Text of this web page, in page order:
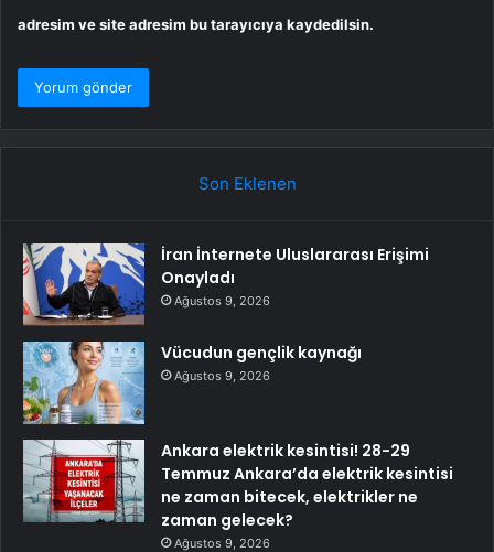
adresim ve site adresim bu tarayıcıya kaydedilsin.
Son Eklenen
İran İnternete Uluslararası Erişimi
Onayladı
Ağustos 9, 2026
Vücudun gençlik kaynağı
Ağustos 9, 2026
Ankara elektrik kesintisi! 28-29
Temmuz Ankara’da elektrik kesintisi
ne zaman bitecek, elektrikler ne
zaman gelecek?
Ağustos 9, 2026